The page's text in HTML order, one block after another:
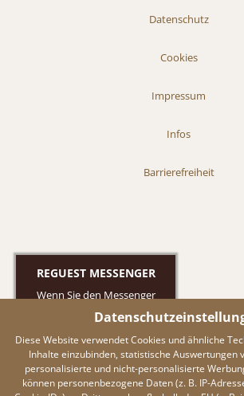
Diese Website verwendet Cookies und ähnliche
Inhalte einzubinden, statistische Auswertungen
personalisierte und nicht-personalisierte
können personenbezogene Daten (z. B. IP-
Datenschutz
Cookies
Impressum
Infos
Barrierefreiheit
REGUEST MESSENGER
Wenn Sie den Messenger
nutzen möchten müssen Sie
die Cookies von Reguest
akzeptieren!
AKZEPTIEREN
EINSTELLUNGEN